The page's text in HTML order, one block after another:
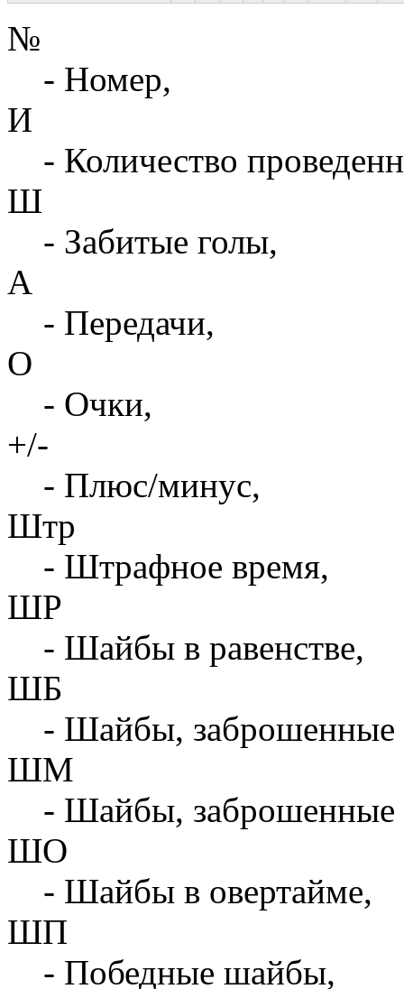
№
- Номер,
И
- Количество
Ш
- Забитые голы,
А
- Передачи,
О
- Очки,
+/-
- Плюс/минус,
Штр
- Штрафное время,
ШР
- Шайбы в равенстве,
ШБ
- Шайбы, заброшенные
ШМ
- Шайбы, заброшенные
ШО
- Шайбы в овертайме,
ШП
- Победные шайбы,